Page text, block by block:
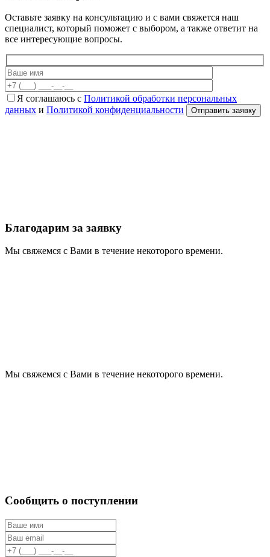
Оставьте заявку на консультацию и с вами свяжется наш
специалист, который поможет с выбором, а также ответит на
все интересующие вопросы.
Я соглашаюсь с Политикой обработки персональных
данных и Политикой конфиденциальности
Благодарим за заявку
Мы свяжемся с Вами в течение некоторого времени.
Мы свяжемся с Вами в течение некоторого времени.
Сообщить о поступлении